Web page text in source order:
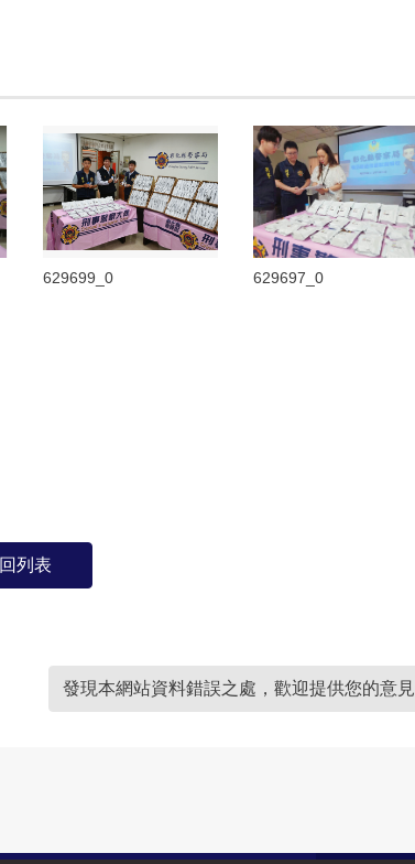
629699_0 629697_0
回列表
發現本網站資料錯誤之處，歡迎提供您的意見